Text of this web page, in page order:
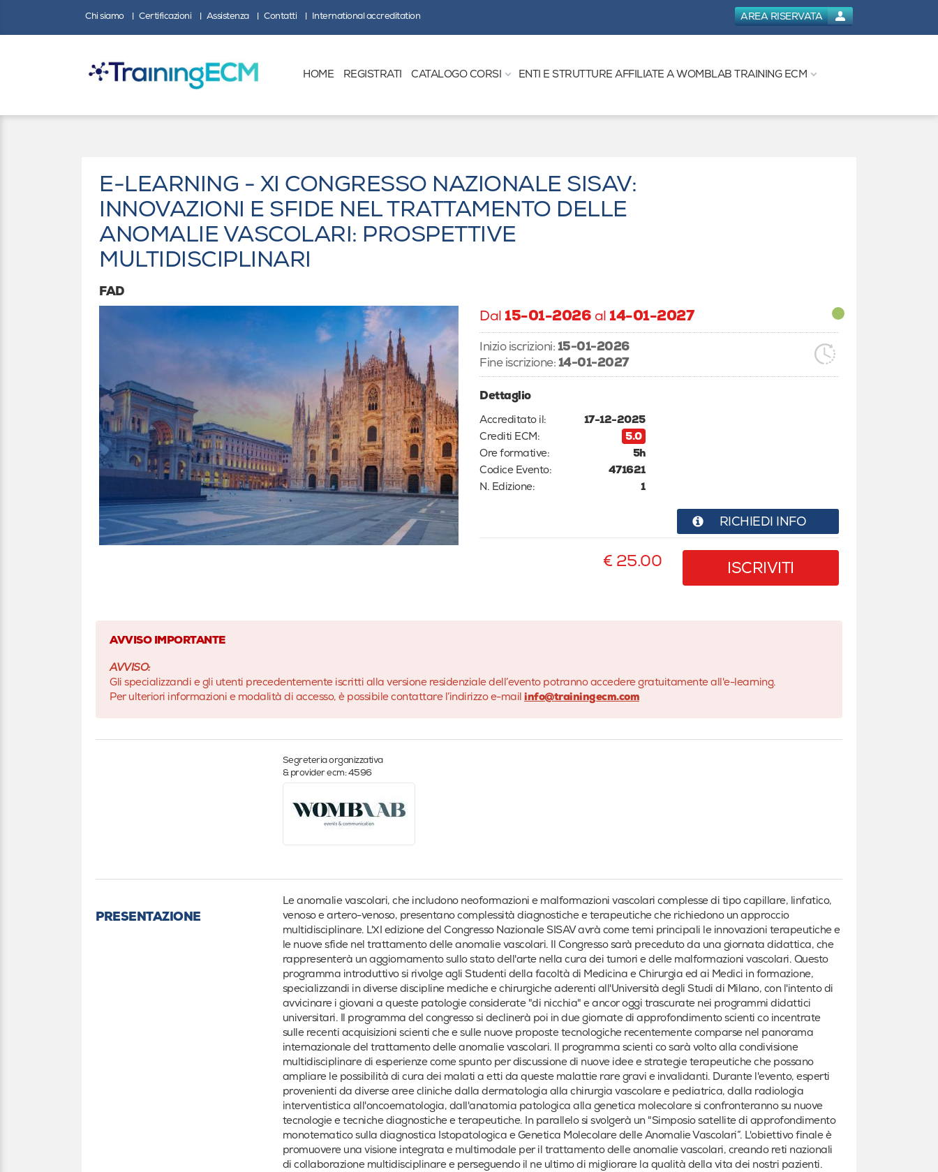
Chi siamo Certificazioni Assistenza Contatti International accreditation AREA RISERVATA
HOME REGISTRATI CATALOGO CORSI ENTI E STRUTTURE AFFILIATE A WOMBLAB TRAINING ECM
E-LEARNING - XI CONGRESSO NAZIONALE SISAV:
INNOVAZIONI E SFIDE NEL TRATTAMENTO DELLE
ANOMALIE VASCOLARI: PROSPETTIVE
MULTIDISCIPLINARI
FAD
Dal 15-01-2026 al 14-01-2027
Inizio iscrizioni:15-01-2026
Fine iscrizione:14-01-2027
Dettaglio
Accreditato il:
17-12-2025
Crediti ECM:
5.0
Ore formative:
5h
Codice Evento:
471621
N. Edizione:
1
RICHIEDI INFO
ISCRIVITI
€ 25.00
AVVISO IMPORTANTE
AVVISO:
Gli specializzandi e gli utenti precedentemente iscritti alla versione residenziale dell’evento potranno accedere gratuitamente all'e-learning.
Per ulteriori informazioni e modalità di accesso, è possibile contattare l’indirizzo e-mail info@trainingecm.com
Segreteria organizzativa
& provider ecm: 4596
PRESENTAZIONE
Le anomalie vascolari, che includono neoformazioni e malformazioni vascolari complesse di tipo capillare, linfatico,
venoso e artero-venoso, presentano complessità diagnostiche e terapeutiche che richiedono un approccio
multidisciplinare. L'XI edizione del Congresso Nazionale SISAV avrà come temi principali le innovazioni terapeutiche e
le nuove sfide nel trattamento delle anomalie vascolari. Il Congresso sarà preceduto da una giornata didattica, che
rappresenterà un aggiornamento sullo stato dell'arte nella cura dei tumori e delle malformazioni vascolari. Questo
programma introduttivo si rivolge agli Studenti della facoltà di Medicina e Chirurgia ed ai Medici in formazione,
specializzandi in diverse discipline mediche e chirurgiche aderenti all'Università degli Studi di Milano, con l'intento di
avvicinare i giovani a queste patologie considerate "di nicchia" e ancor oggi trascurate nei programmi didattici
universitari. Il programma del congresso si declinerà poi in due giornate di approfondimento scienti co incentrate
sulle recenti acquisizioni scienti che e sulle nuove proposte tecnologiche recentemente comparse nel panorama
internazionale del trattamento delle anomalie vascolari. Il programma scienti co sarà volto alla condivisione
multidisciplinare di esperienze come spunto per discussione di nuove idee e strategie terapeutiche che possano
ampliare le possibilità di cura dei malati a etti da queste malattie rare gravi e invalidanti. Durante l'evento, esperti
provenienti da diverse aree cliniche dalla dermatologia alla chirurgia vascolare e pediatrica, dalla radiologia
interventistica all'oncoematologia, dall'anatomia patologica alla genetica molecolare si confronteranno su nuove
tecnologie e tecniche diagnostiche e terapeutiche. In parallelo si svolgerà un "Simposio satellite di approfondimento
monotematico sulla diagnostica Istopatologica e Genetica Molecolare delle Anomalie Vascolari”. L'obiettivo finale è
promuovere una visione integrata e multimodale per il trattamento delle anomalie vascolari, creando reti nazionali
di collaborazione multidisciplinare e perseguendo il ne ultimo di migliorare la qualità della vita dei nostri pazienti.